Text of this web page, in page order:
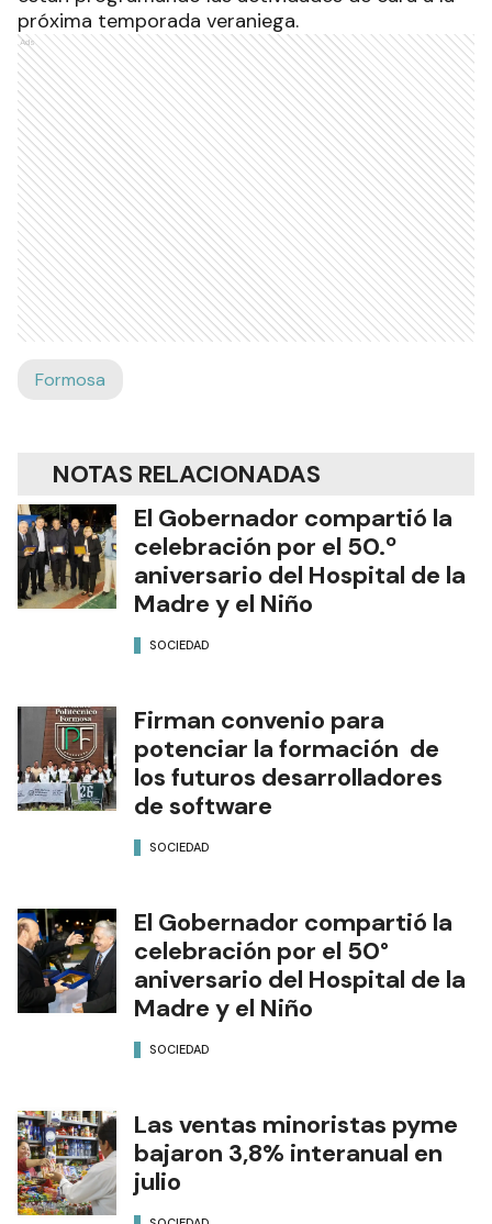
próxima temporada veraniega.
Ads
Formosa
NOTAS RELACIONADAS
El Gobernador compartió la
celebración por el 50.º
aniversario del Hospital de la
Madre y el Niño
SOCIEDAD
Firman convenio para
potenciar la formación de
los futuros desarrolladores
de software
SOCIEDAD
El Gobernador compartió la
celebración por el 50°
aniversario del Hospital de la
Madre y el Niño
SOCIEDAD
Las ventas minoristas pyme
bajaron 3,8% interanual en
julio